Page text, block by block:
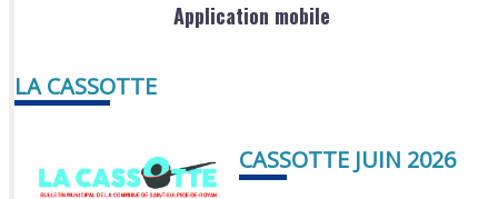
Application mobile
LA CASSOTTE
CASSOTTE JUIN 2026